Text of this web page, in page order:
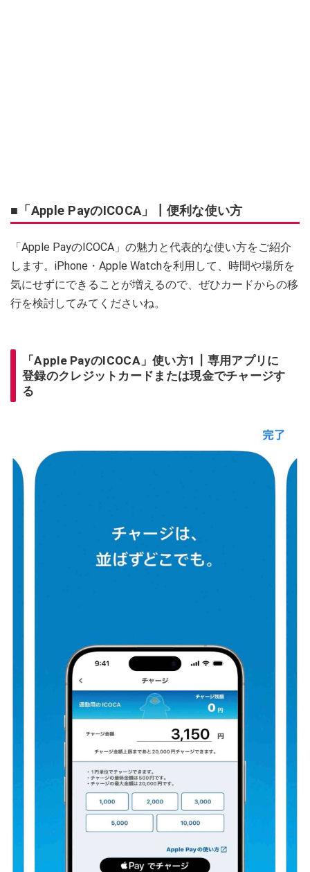
■「Apple PayのICOCA」┃便利な使い方
「Apple PayのICOCA」の魅力と代表的な使い方をご紹介
します。iPhone・Apple Watchを利用して、時間や場所を
気にせずにできることが増えるので、ぜひカードからの移
行を検討してみてくださいね。
「Apple PayのICOCA」使い方1┃専用アプリに
登録のクレジットカードまたは現金でチャージす
る